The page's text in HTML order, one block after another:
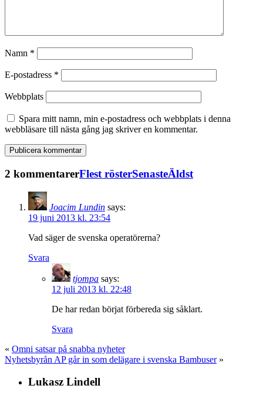
Namn *
E-postadress *
Webbplats
Spara mitt namn, min e-postadress och webbplats i denna
webbläsare till nästa gång jag skriver en kommentar.
2 kommentarerFlest rösterSenasteÄldst
Joacim Lundin says:
19 juni 2013 kl. 23:54
Vad säger de svenska operatörerna?
Svara
tjompa says:
12 juli 2013 kl. 22:48
De har redan börjat förbereda sig såklart.
Svara
« Omni satsar på snabba nyheter
Nyhetsbyrån AP går in som delägare i svenska Bambuser»
Lukasz Lindell